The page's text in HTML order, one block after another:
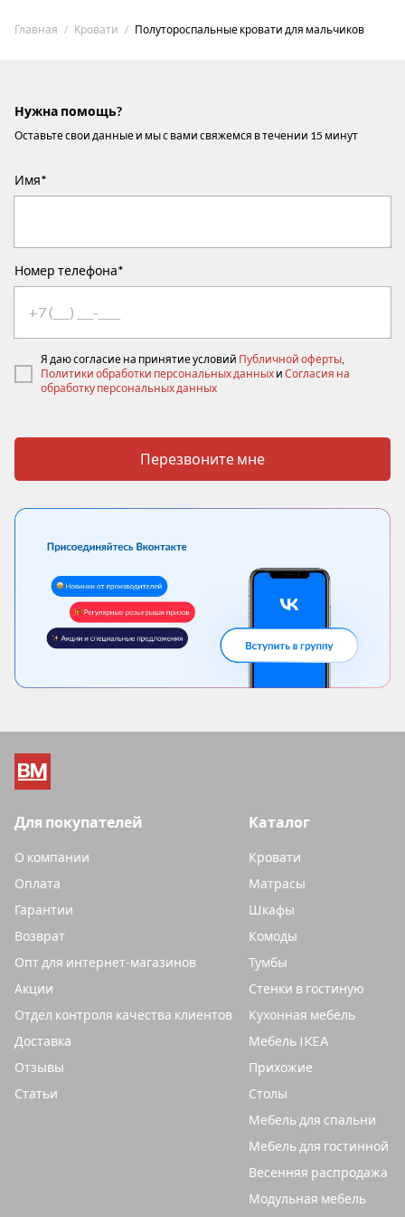
Главная Кровати Полутороспальные кровати для мальчиков
Нужна помощь?
Оставьте свои данные и мы с вами свяжемся в течении 15 минут
Имя*
Номер телефона*
Я даю согласие на принятие условий Публичной оферты,
Политики обработки персональных данных и Согласия на
обработку персональных данных
Перезвоните мне
Каталог
Кровати
Матрасы
Шкафы
Комоды
Тумбы
Стенки в гостиную
Кухонная мебель
Мебель IKEA
Прихожие
Столы
Мебель для спальни
Мебель для гостинной
Весенняя распродажа
Модульная мебель
Для покупателей
О компании
Оплата
Гарантии
Возврат
Опт для интернет-магазинов
Акции
Отдел контроля качества клиентов
Доставка
Отзывы
Статьи